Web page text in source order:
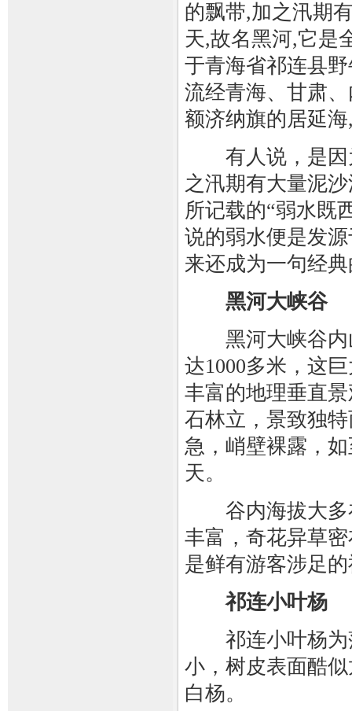
的飘带,加之汛期
天,故名黑河,它是
于青海省祁连县
流经青海、甘肃
额济纳旗的居延
有人说，是因
之汛期有大量泥
所记载的“弱水既
说的弱水便是发
来还成为一句经
黑河大峡谷
黑河大峡谷内
达1000多米，这
丰富的地理垂直
石林立，景致独
急，峭壁裸露，
天。
谷内海拔大多
丰富，奇花异草
是鲜有游客涉足
祁连小叶杨
祁连小叶杨为
小，树皮表面酷
白杨。